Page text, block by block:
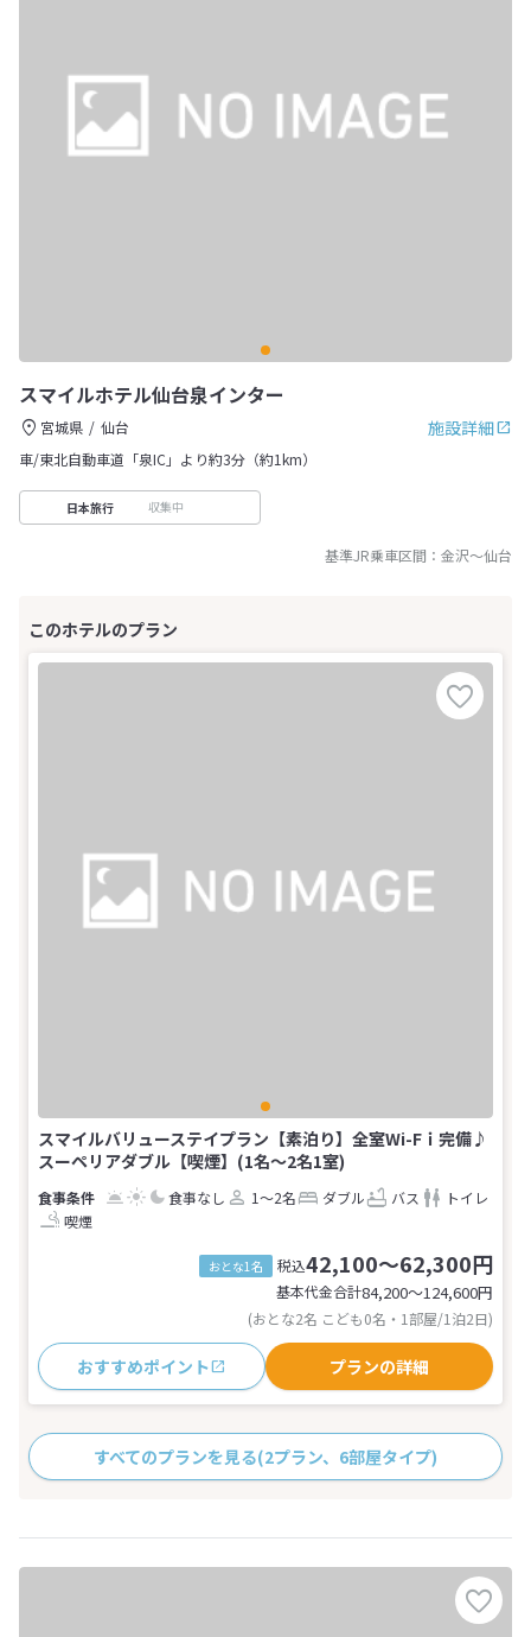
スマイルホテル仙台泉インター
施設詳細
宮城県
仙台
車/東北自動車道「泉IC」より約3分（約1km）
日本旅行 収集中
基準JR乗車区間： 金沢～仙台
スマイルバリューステイプラン【素泊り】全室Wi-Fｉ完備♪
スーペリアダブル【喫煙】(1名～2名1室)
食事なし 1～2名 ダブル バス
トイレ
喫煙
おとな1名 税込42,100～62,300円
基本代金合計84,200〜124,600円
(おとな2名 こども0名・1部屋/1泊2日)
おすすめポイント プランの詳細
すべてのプランを見る(2プラン、6部屋タイプ)